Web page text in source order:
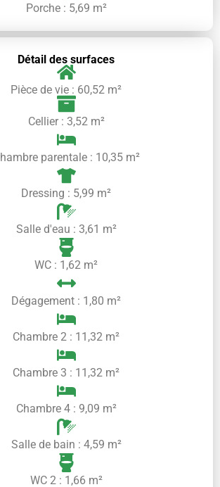
Porche : 5,69 m²
Détail des surfaces
Pièce de vie : 60,52 m²
Cellier : 3,52 m²
parentale : 10,35 m²
Dressing : 5,99 m²
Salle d'eau : 3,61 m²
WC : 1,62 m²
Dégagement : 1,80 m²
Chambre 2 : 11,32 m²
Chambre 3 : 11,32 m²
Chambre 4 : 9,09 m²
Salle de bain : 4,59 m²
WC 2 : 1,66 m²